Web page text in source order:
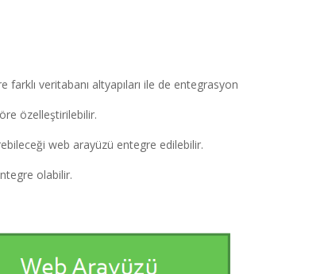
veritabanı altyapıları ile de entegrasyon
özelleştirilebilir.
web arayüzü entegre edilebilir.
olabilir.